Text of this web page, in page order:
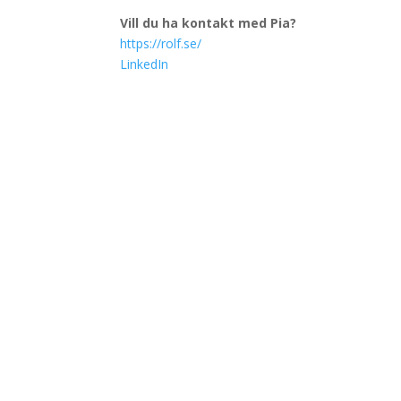
Vill du ha kontakt med Pia?
https://rolf.se/
LinkedIn